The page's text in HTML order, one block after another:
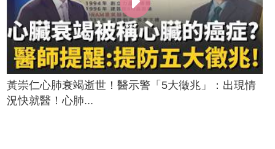
黃崇仁心肺衰竭逝世！醫示警「5大徵兆」：出現情
況快就醫！心肺...